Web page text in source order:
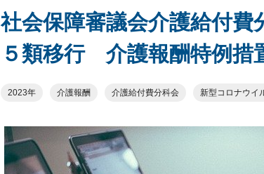
社会保障審議会介護給付
５類移行 介護報酬特例措
2023年 介護報酬 介護給付費分科会 新型コロナウイ